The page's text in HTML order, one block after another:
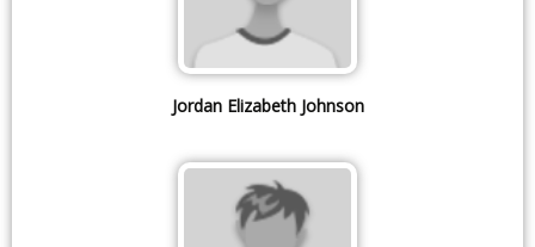
Jordan Elizabeth Johnson